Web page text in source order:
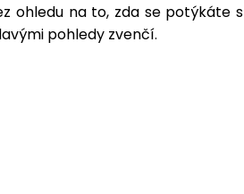
ohledu na to, zda se potýkáte s
pohledy zvenčí.